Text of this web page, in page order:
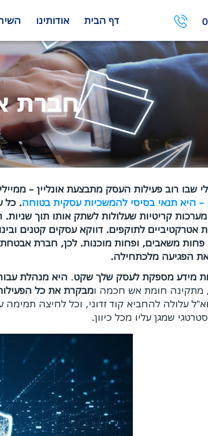
דף הבית אודותינו
חברת
שבו רוב פעילות העסק מתבצעת אונליין –
– היא תנאי בסיסי להמשכיות עסקית בטוחה. כל
קריטיות שעלולות לשתק אותו תוך
משאבים, ופחות מוכנות. לכן, חברת
הפגיעה מלכתחילה.
מידע מספקת לעסק שלך שקט. היא מנהלת
מתקינה חומת אש חכמה ומבקרת את כל
עלולה להחביא קוד זדוני, וכל לחיצה
שמגן עליו מכל כיוון.